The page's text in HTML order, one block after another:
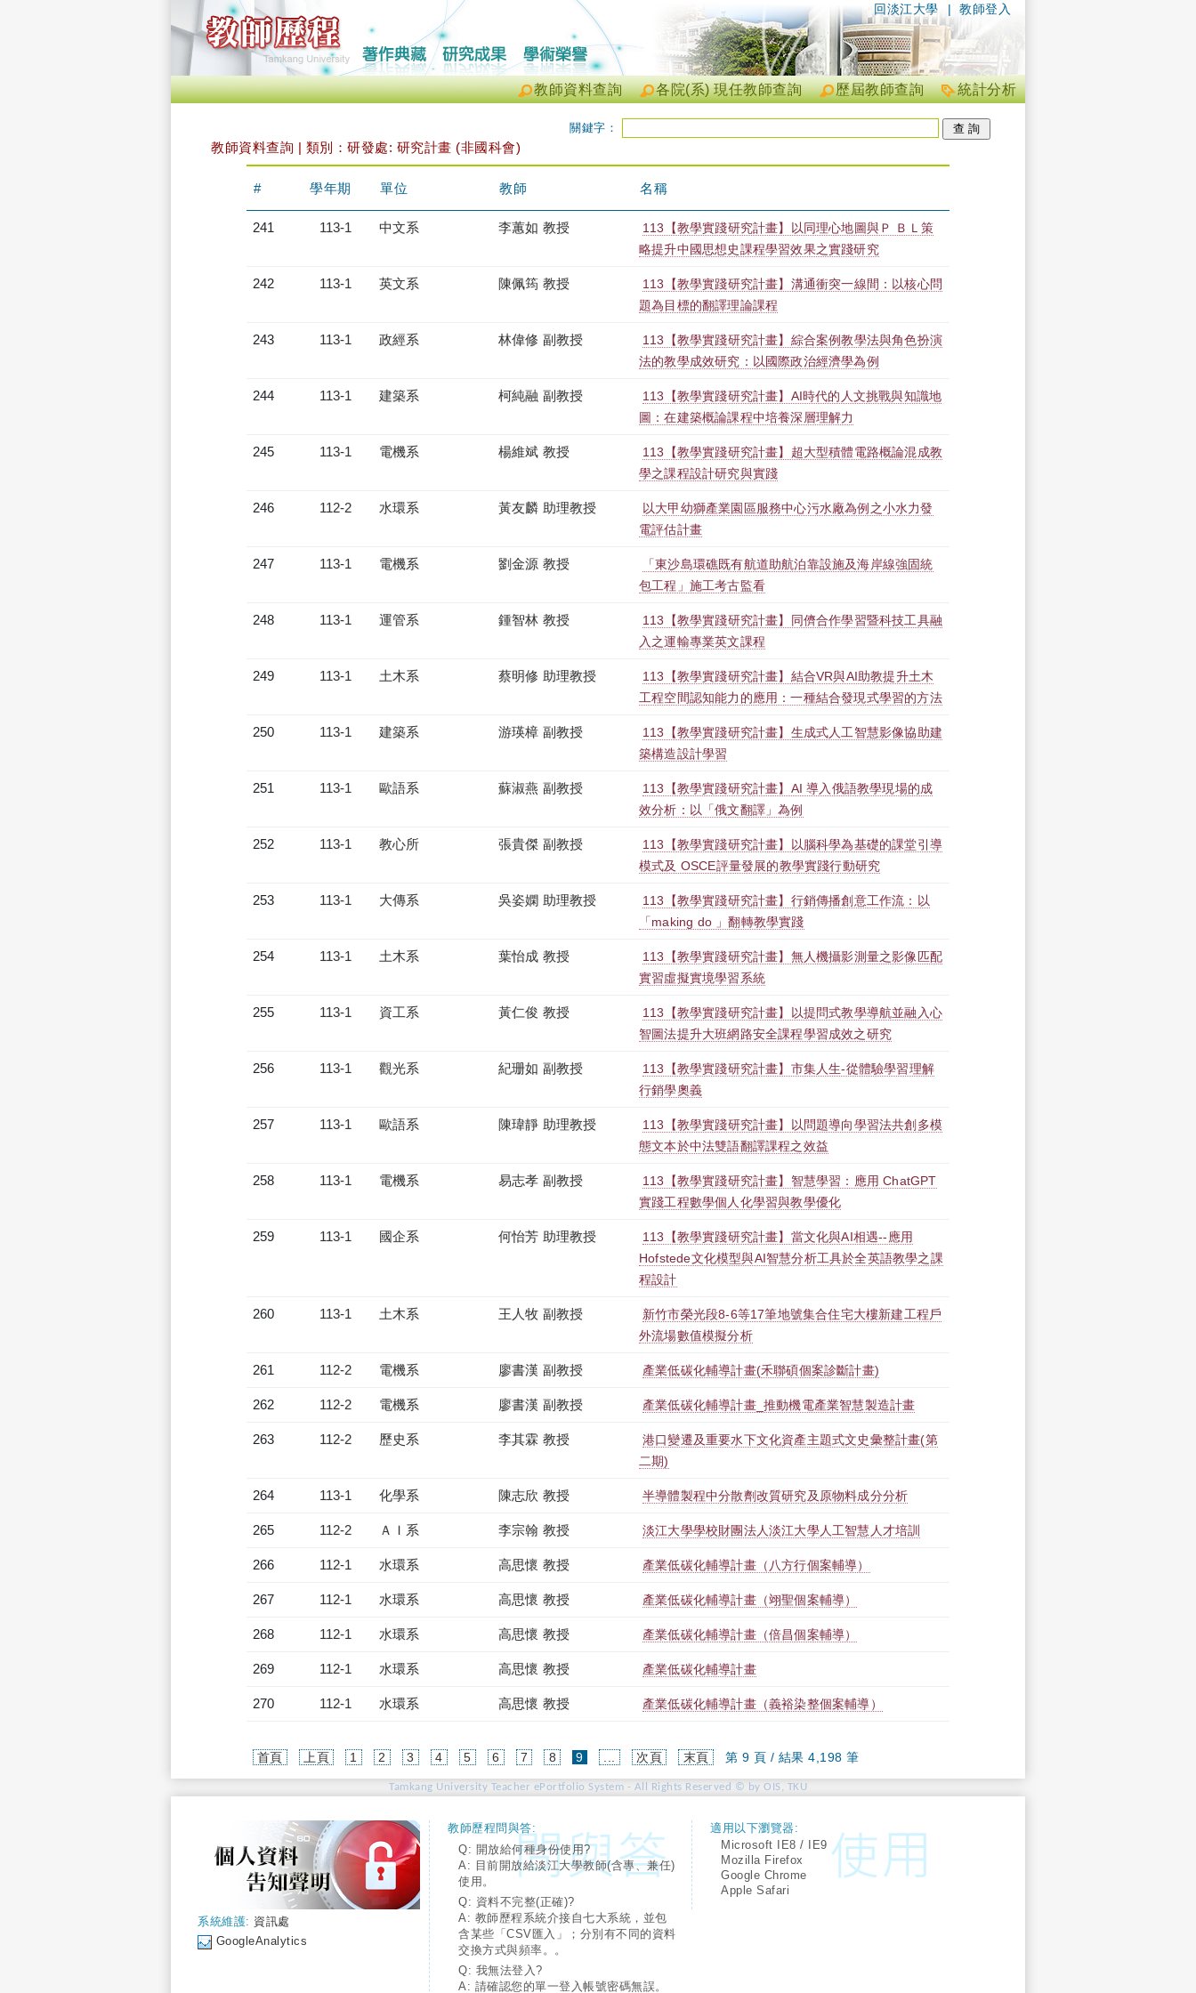
| 教師登入
回淡江大學
統計分析
歷屆教師查詢
各院(系) 現任教師查詢
教師資料查詢
關鍵字：
教師資料查詢 | 類別：研發處: 研究計畫 (非國科會)
# 學年期 單位 教師 名稱
241 113-1 中文系 李蕙如 教授
113【教學實踐研究計畫】以同理心地圖與Ｐ ＢＬ策
略提升中國思想史課程學習效果之實踐研究
242 113-1 英文系 陳佩筠 教授
113【教學實踐研究計畫】溝通衝突一線間：以核心問
題為目標的翻譯理論課程
243 113-1 政經系 林偉修 副教授
113【教學實踐研究計畫】綜合案例教學法與角色扮演
法的教學成效研究：以國際政治經濟學為例
244 113-1 建築系 柯純融 副教授
113【教學實踐研究計畫】AI時代的人文挑戰與知識地
圖：在建築概論課程中培養深層理解力
245 113-1 電機系 楊維斌 教授
113【教學實踐研究計畫】超大型積體電路概論混成教
學之課程設計研究與實踐
246 112-2 水環系 黃友麟 助理教授
以大甲幼獅產業園區服務中心污水廠為例之小水力發
電評估計畫
247 113-1 電機系 劉金源 教授
「東沙島環礁既有航道助航泊靠設施及海岸線強固統
包工程」施工考古監看
248 113-1 運管系 鍾智林 教授
113【教學實踐研究計畫】同儕合作學習暨科技工具融
入之運輸專業英文課程
249 113-1 土木系 蔡明修 助理教授
113【教學實踐研究計畫】結合VR與AI助教提升土木
工程空間認知能力的應用：一種結合發現式學習的方法
250 113-1 建築系 游瑛樟 副教授
113【教學實踐研究計畫】生成式人工智慧影像協助建
築構造設計學習
251 113-1 歐語系 蘇淑燕 副教授
113【教學實踐研究計畫】AI 導入俄語教學現場的成
效分析：以「俄文翻譯」為例
252 113-1 教心所 張貴傑 副教授
113【教學實踐研究計畫】以腦科學為基礎的課堂引導
模式及 OSCE評量發展的教學實踐行動研究
253 113-1 大傳系 吳姿嫻 助理教授
113【教學實踐研究計畫】行銷傳播創意工作流：以
「making do 」翻轉教學實踐
254 113-1 土木系 葉怡成 教授
113【教學實踐研究計畫】無人機攝影測量之影像匹配
實習虛擬實境學習系統
255 113-1 資工系 黃仁俊 教授
113【教學實踐研究計畫】以提問式教學導航並融入心
智圖法提升大班網路安全課程學習成效之研究
256 113-1 觀光系 紀珊如 副教授
113【教學實踐研究計畫】市集人生-從體驗學習理解
行銷學奧義
257 113-1 歐語系 陳瑋靜 助理教授
113【教學實踐研究計畫】以問題導向學習法共創多模
態文本於中法雙語翻譯課程之效益
258 113-1 電機系 易志孝 副教授
113【教學實踐研究計畫】智慧學習：應用 ChatGPT
實踐工程數學個人化學習與教學優化
259 113-1 國企系 何怡芳 助理教授
113【教學實踐研究計畫】當文化與AI相遇--應用
Hofstede文化模型與AI智慧分析工具於全英語教學之課
程設計
260 113-1 土木系 王人牧 副教授
新竹市榮光段8-6等17筆地號集合住宅大樓新建工程戶
外流場數值模擬分析
261 112-2 電機系 廖書漢 副教授 產業低碳化輔導計畫(禾聯碩個案診斷計畫)
262 112-2 電機系 廖書漢 副教授 產業低碳化輔導計畫_推動機電產業智慧製造計畫
263 112-2 歷史系 李其霖 教授
港口變遷及重要水下文化資產主題式文史彙整計畫(第
二期)
264 113-1 化學系 陳志欣 教授 半導體製程中分散劑改質研究及原物料成分分析
265 112-2 ＡＩ系 李宗翰 教授 淡江大學學校財團法人淡江大學人工智慧人才培訓
266 112-1 水環系 高思懷 教授 產業低碳化輔導計畫（八方行個案輔導）
267 112-1 水環系 高思懷 教授 產業低碳化輔導計畫（翊聖個案輔導）
268 112-1 水環系 高思懷 教授 產業低碳化輔導計畫（倍昌個案輔導）
269 112-1 水環系 高思懷 教授 產業低碳化輔導計畫
270 112-1 水環系 高思懷 教授 產業低碳化輔導計畫（義裕染整個案輔導）
首頁 上頁 1 2 3 4 5 6 7 8 9(current) 次頁 末頁 第 9 頁 / 結果 4,198 筆
Tamkang University Teacher ePortfolio System - All Rights Reserved © by OIS, TKU
系統維護: 資訊處
GoogleAnalytics
教師歷程問與答:
Q: 開放給何種身份使用?
A: 目前開放給淡江大學教師(含專、兼任)
使用。
Q: 資料不完整(正確)?
A: 教師歷程系統介接自七大系統，並包
含某些「CSV匯入」；分別有不同的資料
交換方式與頻率。。
Q: 我無法登入?
A: 請確認您的單一登入帳號密碼無誤。
適用以下瀏覽器:
Microsoft IE8 / IE9
Mozilla Firefox
Google Chrome
Apple Safari